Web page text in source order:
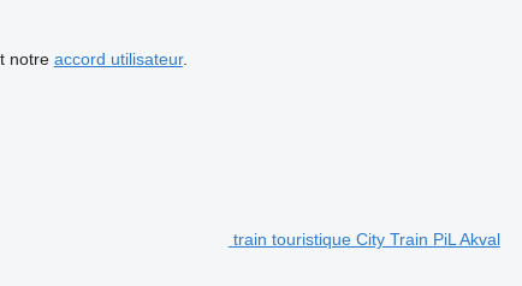
notre accord utilisateur.
train touristique City Train PiL Akval